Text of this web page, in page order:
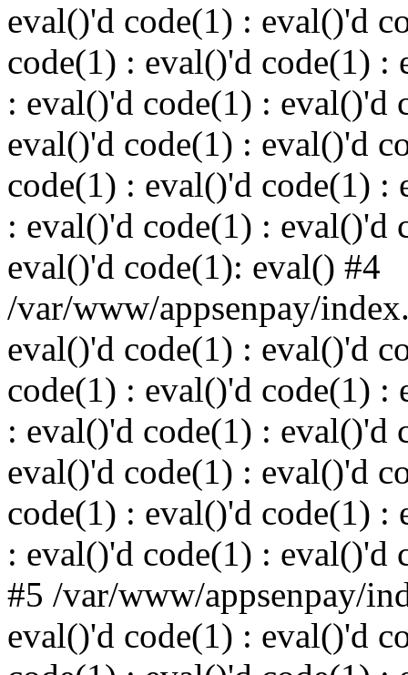
eval()'d code(1) : eval()'d
code(1) : eval()'d code(1) :
: eval()'d code(1) : eval()'d
eval()'d code(1) : eval()'d
code(1) : eval()'d code(1) :
: eval()'d code(1) : eval()'d
eval()'d code(1): eval() #4
/var/www/appsenpay/
eval()'d code(1) : eval()'d
code(1) : eval()'d code(1) :
: eval()'d code(1) : eval()'d
eval()'d code(1) : eval()'d
code(1) : eval()'d code(1) :
: eval()'d code(1) : eval()'d
#5 /var/www/appsenpay/
eval()'d code(1) : eval()'d